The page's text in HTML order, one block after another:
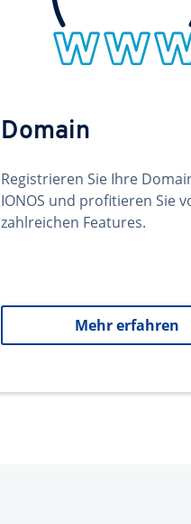
Domain
Registrieren Sie Ihre
IONOS und profitieren Sie
zahlreichen Features.
Mehr erfahren